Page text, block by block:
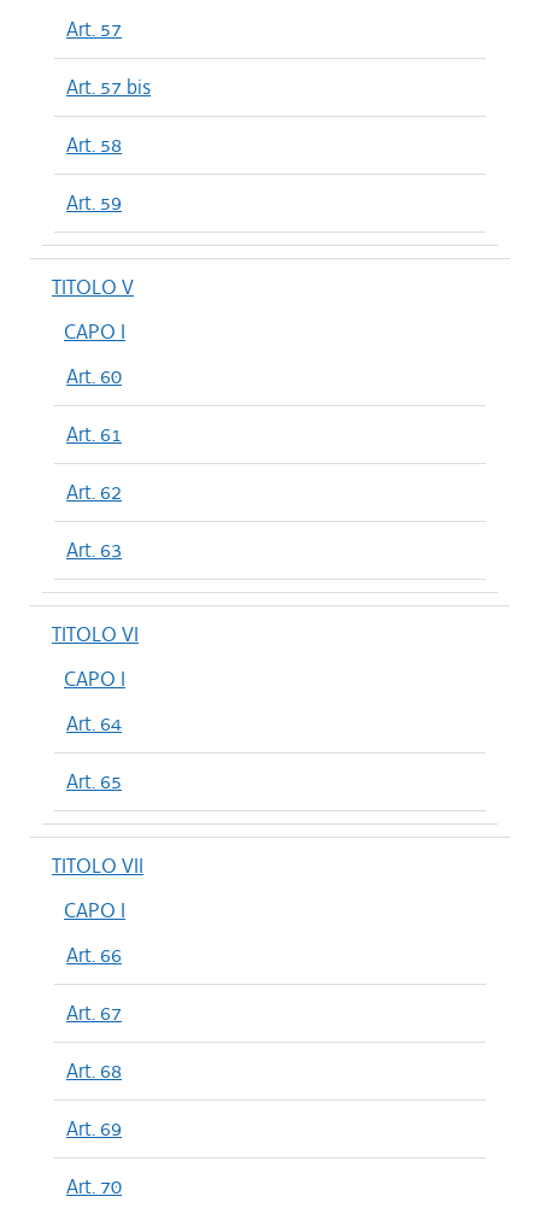
Art. 57
Art. 57 bis
Art. 58
Art. 59
TITOLO V
CAPO I
Art. 60
Art. 61
Art. 62
Art. 63
TITOLO VI
CAPO I
Art. 64
Art. 65
TITOLO VII
CAPO I
Art. 66
Art. 67
Art. 68
Art. 69
Art. 70